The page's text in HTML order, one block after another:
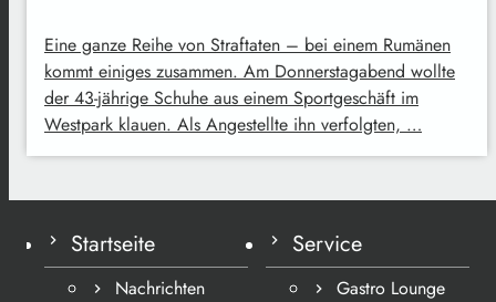
Eine ganze Reihe von Straftaten – bei einem Rumänen
kommt einiges zusammen. Am Donnerstagabend wollte
der 43-jährige Schuhe aus einem Sportgeschäft im
Westpark klauen. Als Angestellte ihn verfolgten, …
Startseite
Nachrichten
Service
Gastro Lounge